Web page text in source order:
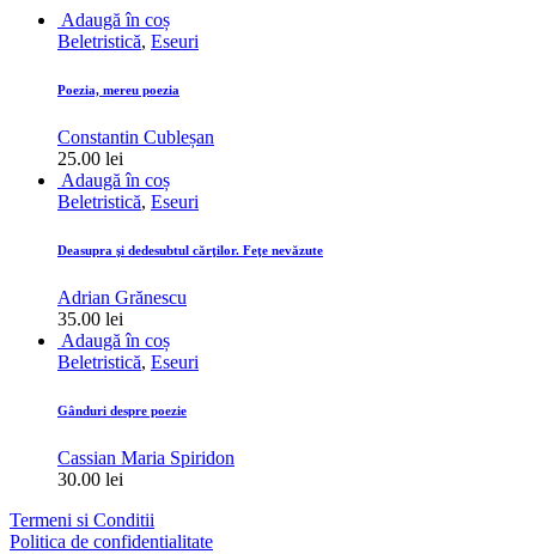
Adaugă în coș
Beletristică, Eseuri
Poezia, mereu poezia
Constantin Cubleșan
25.00 lei
Adaugă în coș
Beletristică, Eseuri
Deasupra şi dedesubtul cărţilor. Feţe nevăzute
Adrian Grănescu
35.00 lei
Adaugă în coș
Beletristică, Eseuri
Gânduri despre poezie
Cassian Maria Spiridon
30.00 lei
Termeni si Conditii
Politica de confidentialitate